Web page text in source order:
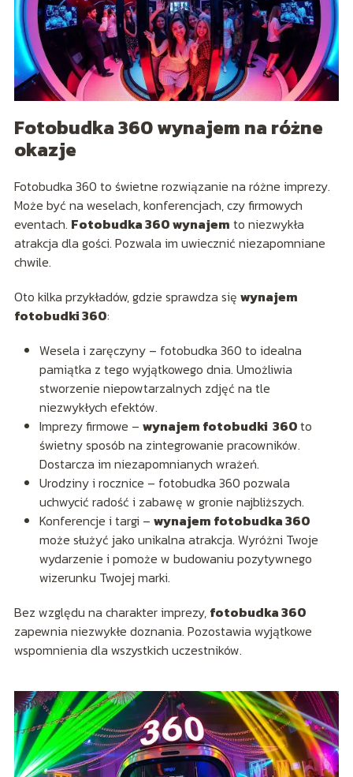
Fotobudka 360 wynajem na różne
okazje
Fotobudka 360 to świetne rozwiązanie na różne imprezy.
Może być na weselach, konferencjach, czy firmowych
eventach. Fotobudka 360 wynajem to niezwykła
atrakcja dla gości. Pozwala im uwiecznić niezapomniane
chwile.
Oto kilka przykładów, gdzie sprawdza się wynajem
fotobudki 360:
Wesela i zaręczyny – fotobudka 360 to idealna
pamiątka z tego wyjątkowego dnia. Umożliwia
stworzenie niepowtarzalnych zdjęć na tle
niezwykłych efektów.
Imprezy firmowe – wynajem fotobudki 360to
świetny sposób na zintegrowanie pracowników.
Dostarcza im niezapomnianych wrażeń.
Urodziny i rocznice – fotobudka 360 pozwala
uchwycić radość i zabawę w gronie najbliższych.
Konferencje i targi – wynajem fotobudka 360
może służyć jako unikalna atrakcja. Wyróżni Twoje
wydarzenie i pomoże w budowaniu pozytywnego
wizerunku Twojej marki.
Bez względu na charakter imprezy, fotobudka 360
zapewnia niezwykłe doznania. Pozostawia wyjątkowe
wspomnienia dla wszystkich uczestników.